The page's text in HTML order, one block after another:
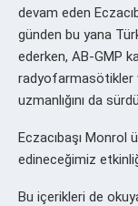
devam eden
günden bu yana
ederken, AB-GMP
radyofarmasötikler
uzmanlığını da
Eczacıbaşı Monrol
edineceğimiz
Bu içerikleri de